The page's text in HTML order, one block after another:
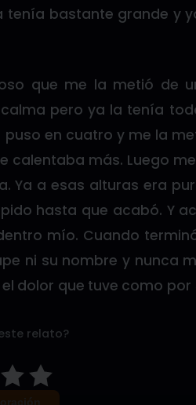
bastante grande y
que me la metió de
pero ya la tenía
en cuatro y me la
calentaba más. Luego
Ya a esas alturas era
hasta que acabó. Y
mío. Cuando
ni su nombre y nunca
dolor que tuve como por
relato?